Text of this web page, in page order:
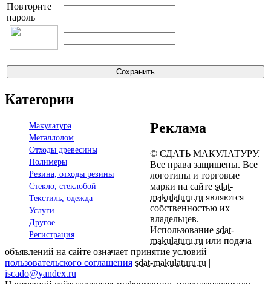
Повторите
пароль
Категории
Макулатура
Металлолом
Отходы древесины
Полимеры
Резина, отходы резины
Стекло, стеклобой
Текстиль, одежда
Услуги
Другое
Регистрация
Реклама
© СДАТЬ МАКУЛАТУРУ.
Все права защищены. Все
логотипы и торговые
марки на сайте sdat-
makulaturu.ru являются
собственностью их
владельцев.
Использование sdat-
makulaturu.ru или подача
объявлений на сайте означает принятие условий
пользовательского соглашения sdat-makulaturu.ru |
iscado@yandex.ru